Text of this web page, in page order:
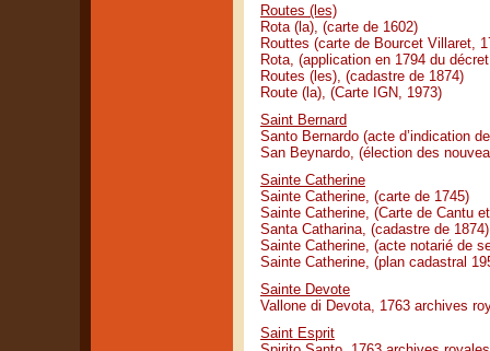
Routes (les)
Rota (la), (carte de 1602)
Routtes (carte de Bourcet Villaret,
Rota, (application en 1794 du
Routes (les), (cadastre de 1874)
Route (la), (Carte IGN, 1973)
Saint Bernard
Santo Bernardo (acte d’indication
San Beynardo, (élection des
Sainte Catherine
Sainte Catherine, (carte de 1745)
Sainte Catherine, (Carte de Cantu
Santa Catharina, (cadastre de 1874)
Sainte Catherine, (acte notarié de
Sainte Catherine, (plan cadastral
Sainte Devote
Vallone di Devota, 1763 archives
Saint Esprit